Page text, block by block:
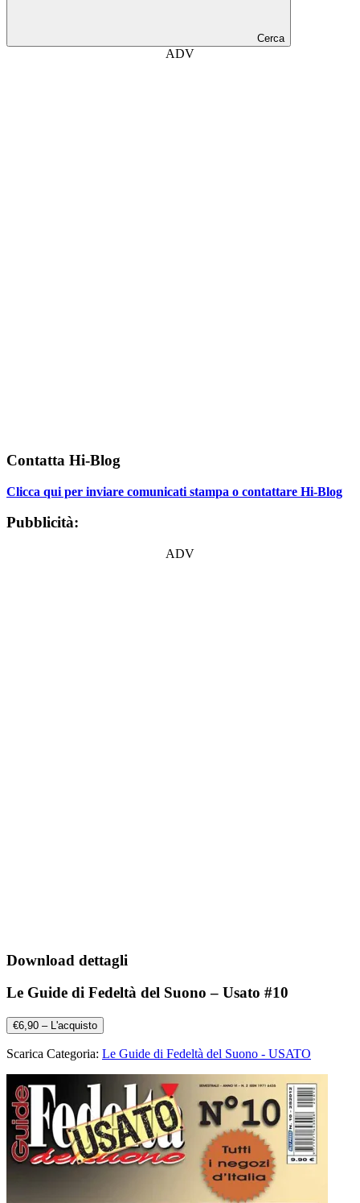
Cerca
ADV
Contatta Hi-Blog
Clicca qui per inviare comunicati stampa o contattare Hi-Blog
Pubblicità:
ADV
Download dettagli
Le Guide di Fedeltà del Suono – Usato #10
€6,90 – L'acquisto
Scarica Categoria: Le Guide di Fedeltà del Suono - USATO